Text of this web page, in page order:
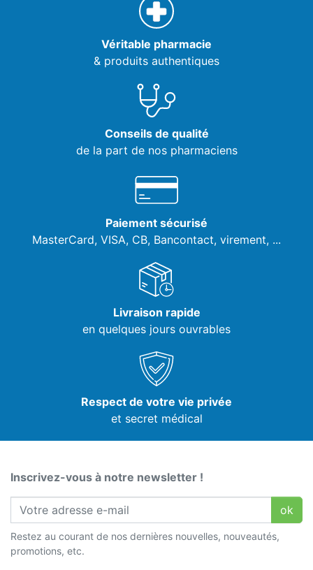
Véritable pharmacie
& produits authentiques
Conseils de qualité
de la part de nos pharmaciens
Paiement sécurisé
MasterCard, VISA, CB, Bancontact, virement, ...
Livraison rapide
en quelques jours ouvrables
Respect de votre vie privée
et secret médical
Inscrivez-vous à notre newsletter !
ok
Restez au courant de nos dernières nouvelles, nouveautés,
promotions, etc.